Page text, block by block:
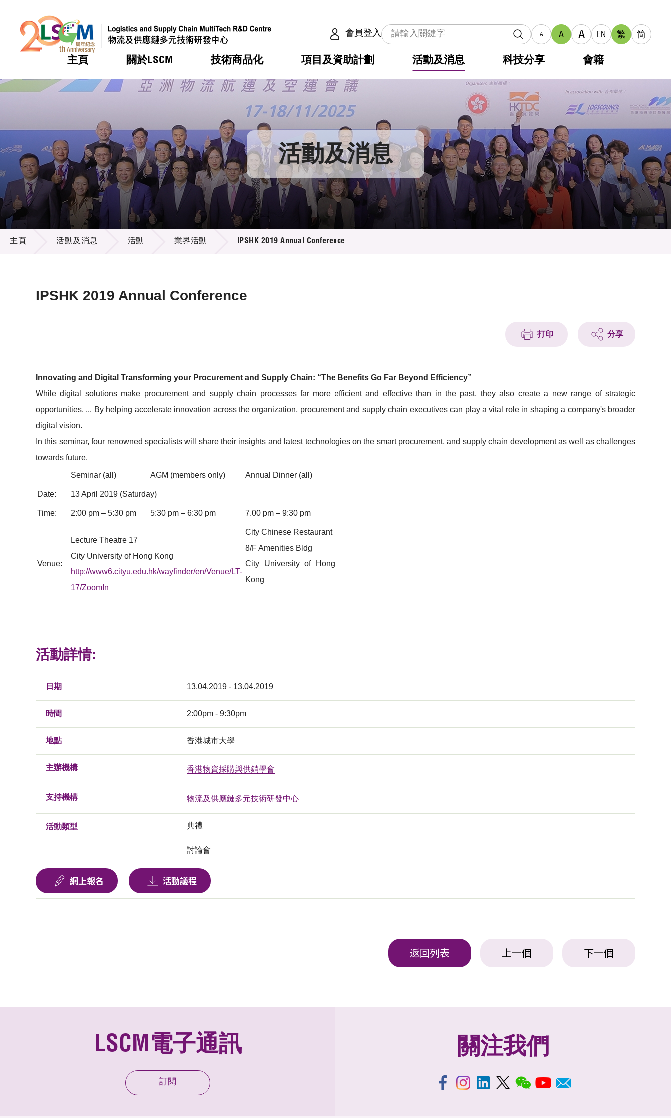
會員登入 A A A EN 繁 简
主頁 關於LSCM
熱門 機構簡介
組織架構
組織架構
董事局
研究顧問
招標通告
技術商品化
熱門 服務
可獲授權之技術
應用於公共服務之創新技術
重點項目
項目及資助計劃
熱門 合作計劃
資助計劃
資助計劃
稅務優惠
申請
評審
徵求研發項目計劃書
項目資料庫
活動及消息
熱門 活動
獎項
新聞中心
媒體報導
新聞稿
資訊中心
多媒體
出版刊物
科技分享 會籍
熱門 會籍及服務
會員列表
會員登入 活動及消息
活動及消息
主頁 活動及消息 活動 業界活動 IPSHK 2019 Annual Conference
IPSHK 2019 Annual Conference
打印 分享
Innovating and Digital Transforming your Procurement and Supply Chain: “The Benefits Go Far Beyond Efficiency”
While digital solutions make procurement and supply chain processes far more efficient and effective than in the past, they also create a new range of strategic
opportunities. ... By helping accelerate innovation across the organization, procurement and supply chain executives can play a vital role in shaping a company's broader
digital vision.
In this seminar, four renowned specialists will share their insights and latest technologies on the smart procurement, and supply chain development as well as challenges
towards future.
Seminar (all) AGM (members only) Annual Dinner (all)
Date: 13 April 2019 (Saturday)
Time: 2:00 pm – 5:30 pm 5:30 pm – 6:30 pm 7.00 pm – 9:30 pm
Venue:
Lecture Theatre 17
City University of Hong Kong
http://www6.cityu.edu.hk/wayfinder/en/Venue/LT-
17/ZoomIn
City Chinese Restaurant
8/F Amenities Bldg
City University of Hong
Kong
活動詳情:
日期 13.04.2019 - 13.04.2019
時間 2:00pm - 9:30pm
地點 香港城市大學
主辦機構 香港物資採購與供銷學會
支持機構 物流及供應鏈多元技術研發中心
活動類型 典禮
討論會
網上報名 活動議程
返回列表 上一個 下一個
LSCM電子通訊
訂閱
關注我們